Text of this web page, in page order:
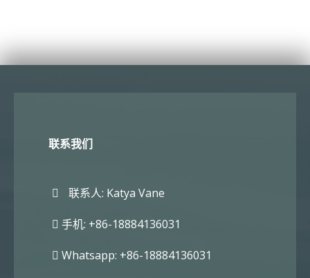
联系我们
联系人: Katya Vane
手机: +86-18884136031
Whatsapp: +86-18884136031